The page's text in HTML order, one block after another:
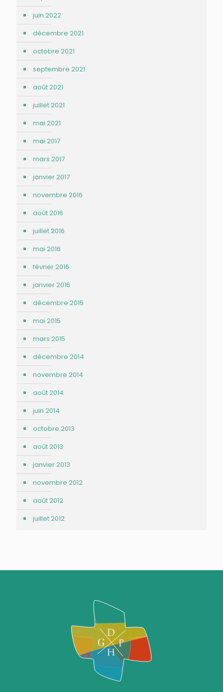
juin 2022
décembre 2021
octobre 2021
septembre 2021
août 2021
juillet 2021
mai 2021
mai 2017
mars 2017
janvier 2017
novembre 2016
août 2016
juillet 2016
mai 2016
février 2016
janvier 2016
décembre 2015
mai 2015
mars 2015
décembre 2014
novembre 2014
août 2014
juin 2014
octobre 2013
août 2013
janvier 2013
novembre 2012
août 2012
juillet 2012